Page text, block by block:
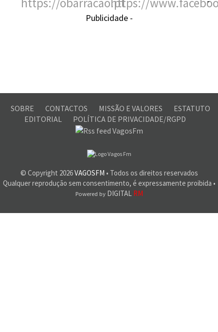
Publicidade -
SOBRE CONTACTOS MISSÃO E VALORES
ESTATUTO
EDITORIAL
POLÍTICA DE PRIVACIDADE/RGPD
© Copyright 2026VAGOSFM • Todos os direitos reservados
Qualquer reprodução sem consentimento, é expressamente proibida •
Powered byDIGITAL RM